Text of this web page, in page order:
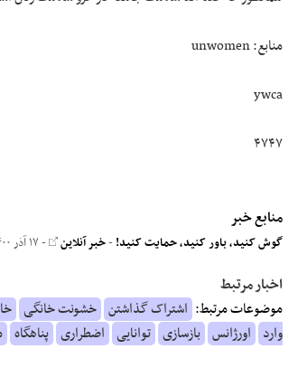
منابع: unwomen
ywca
۴۷۴۷
منابع خبر
گوش کنید، باور کنید، حمایت کنید!-خبر آنلاین - ۱۷ آذر ۱۴۰۰
اخبار مرتبط
موضوعات مرتبط: اشتراک گذاشتن خشونت خانگی
وارد اورژانس بازسازی توانایی اضطراری پناهگاه